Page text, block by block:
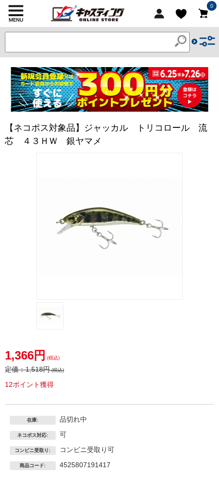
0
【ネコポス対象品】ジャッカル トリコロール 流
芯 ４３ＨＷ 銀ヤマメ
1,366円 (税込)
定価：1,518円(税込)
12ポイント獲得
在庫: 品切れ中
ネコポス対応: 可
コンビニ受取り: コンビニ受取り可
商品コード: 4525807191417